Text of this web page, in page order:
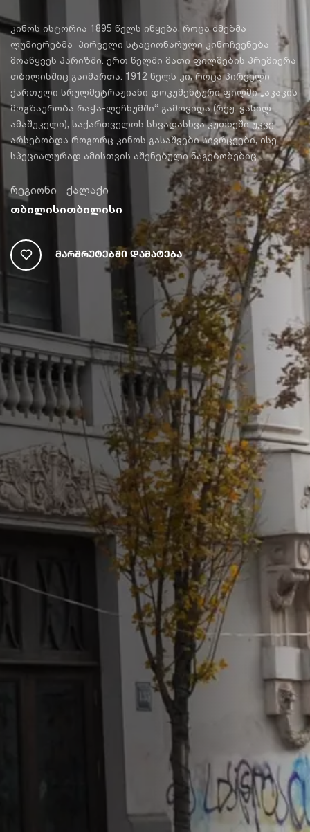
კინოს ისტორია 1895 წელს იწყება, როცა ძმებმა
ლუმიერებმა პირველი სტაციონარული კინოჩვენება
მოაწყვეს პარიზში. ერთ წელში მათი ფილმების პრემიერა
თბილისშიც გაიმართა. 1912 წელს კი, როცა პირველი
ქართული სრულმეტრაჟიანი დოკუმენტური ფილმი „აკაკის
მოგზაურობა რაჭა-ლეჩხუმში“ გამოვიდა (რეჟ. ვასილ
ამაშუკელი), საქართველოს სხვადასხვა კუთხეში უკვე
არსებობდა როგორც კინოს გასაშვები სივრცეები, ისე
სპეციალურად ამისთვის აშენებული ნაგებობებიც.
რეგიონი
თბილისი
ქალაქი
თბილისი
Მარშრუტებში Დამატება